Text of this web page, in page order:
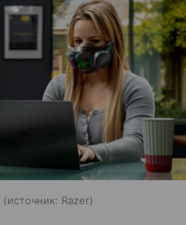
источник: Razer